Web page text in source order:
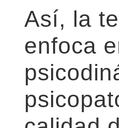
Así, la
enfoca